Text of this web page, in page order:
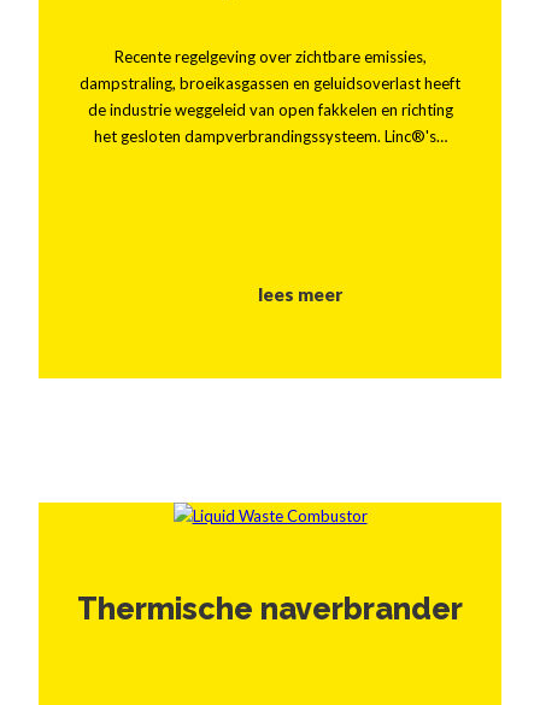
Recente regelgeving over zichtbare emissies,
dampstraling, broeikasgassen en geluidsoverlast heeft
de industrie weggeleid van open fakkelen en richting
het gesloten dampverbrandingssysteem. Linc®'s…
lees meer
Thermische naverbrander